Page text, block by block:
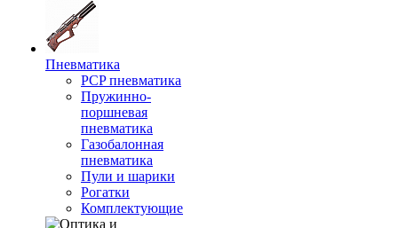
Пневматика
PCP пневматика
Пружинно-
поршневая
пневматика
Газобалонная
пневматика
Пули и шарики
Рогатки
Комплектующие